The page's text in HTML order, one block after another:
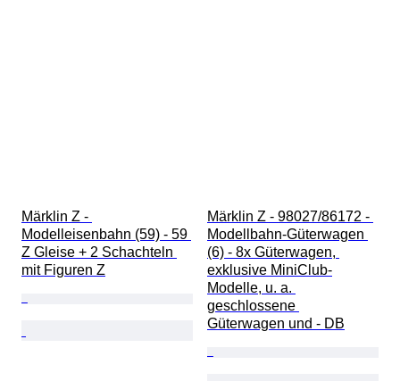
Märklin Z -
Modelleisenbahn (59) - 59
Z Gleise + 2 Schachteln
mit Figuren Z
Märklin Z - 98027/86172 -
Modellbahn-Güterwagen
(6) - 8x Güterwagen,
exklusive MiniClub-
Modelle, u. a.
geschlossene
Güterwagen und - DB